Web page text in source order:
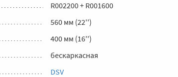
R002200 + R001600
560 мм (22'')
400 мм (16'')
бескаркасная
DSV